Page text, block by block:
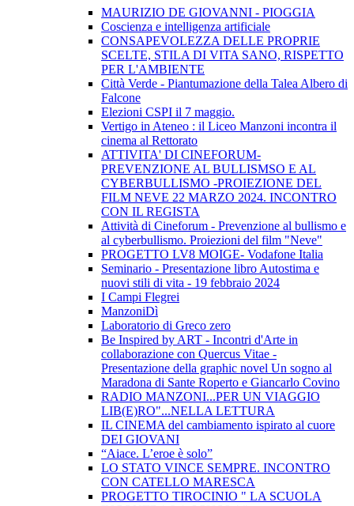
MAURIZIO DE GIOVANNI - PIOGGIA
Coscienza e intelligenza artificiale
CONSAPEVOLEZZA DELLE PROPRIE
SCELTE, STILA DI VITA SANO, RISPETTO
PER L'AMBIENTE
Città Verde - Piantumazione della Talea Albero di
Falcone
Elezioni CSPI il 7 maggio.
Vertigo in Ateneo : il Liceo Manzoni incontra il
cinema al Rettorato
ATTIVITA' DI CINEFORUM-
PREVENZIONE AL BULLISMSO E AL
CYBERBULLISMO -PROIEZIONE DEL
FILM NEVE 22 MARZO 2024. INCONTRO
CON IL REGISTA
Attività di Cineforum - Prevenzione al bullismo e
al cyberbullismo. Proiezioni del film "Neve"
PROGETTO LV8 MOIGE- Vodafone Italia
Seminario - Presentazione libro Autostima e
nuovi stili di vita - 19 febbraio 2024
I Campi Flegrei
ManzoniDì
Laboratorio di Greco zero
Be Inspired by ART - Incontri d'Arte in
collaborazione con Quercus Vitae -
Presentazione della graphic novel Un sogno al
Maradona di Sante Roperto e Giancarlo Covino
RADIO MANZONI...PER UN VIAGGIO
LIB(E)RO"...NELLA LETTURA
IL CINEMA del cambiamento ispirato al cuore
DEI GIOVANI
“Aiace. L’eroe è solo”
LO STATO VINCE SEMPRE. INCONTRO
CON CATELLO MARESCA
PROGETTO TIROCINIO " LA SCUOLA